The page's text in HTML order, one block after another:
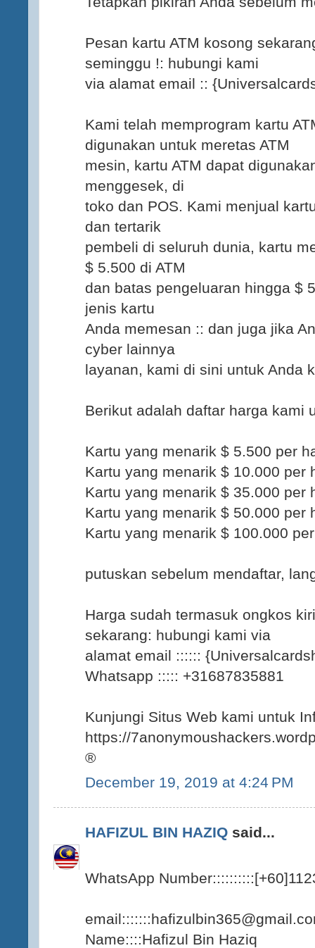
Pesan kartu ATM kosong
seminggu !: hubungi kami
via alamat email ::
Kami telah memprogram kartu
digunakan untuk meretas ATM
mesin, kartu ATM dapat
menggesek, di
toko dan POS. Kami menjual
dan tertarik
pembeli di seluruh dunia, kartu
$ 5.500 di ATM
dan batas pengeluaran hingga $
jenis kartu
Anda memesan :: dan juga jika
cyber lainnya
layanan, kami di sini untuk Anda
Berikut adalah daftar harga kami
Kartu yang menarik $ 5.500 per
Kartu yang menarik $ 10.000 per
Kartu yang menarik $ 35.000 per
Kartu yang menarik $ 50.000 per
Kartu yang menarik $ 100.000
putuskan sebelum mendaftar,
Harga sudah termasuk ongkos
sekarang: hubungi kami via
alamat email ::::::
Whatsapp ::::: +31687835881
Kunjungi Situs Web kami untuk
https://
®
December 19, 2019 at 4:24 PM
HAFIZUL BIN HAZIQ said...
WhatsApp
Name::::Hafizul Bin Haziq